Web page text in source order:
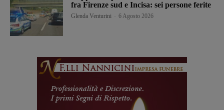
fra Firenze sud e Incisa: sei persone ferite
Glenda Venturini 6 Agosto 2026